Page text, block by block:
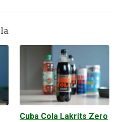
Cuba Cola Lakrits Zero